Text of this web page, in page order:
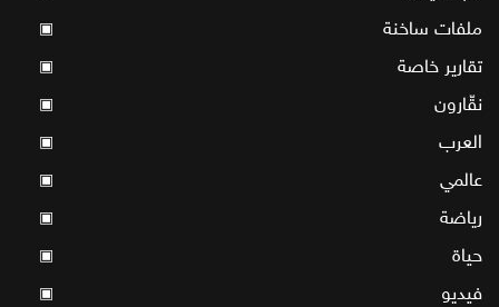
ملفات ساخنة ▣
تقارير خاصة ▣
نقّارون ▣
العرب ▣
عالمي ▣
رياضة ▣
حياة ▣
فيديو ▣